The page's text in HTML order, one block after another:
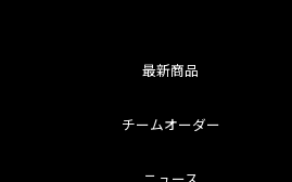
最新商品
チームオーダー